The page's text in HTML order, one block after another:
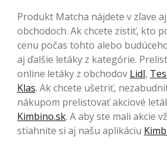
Produkt Matcha nájdete v zľave
obchodoch. Ak chcete zistiť, kto
cenu počas tohto alebo
aj ďalšie letáky z kategórie.
online letáky z obchodov Lidl,
Klas. Ak chcete ušetriť,
nákupom prelistovať akciové
Kimbino.sk. A aby ste mali akcie
stiahnite si aj našu aplikáciu